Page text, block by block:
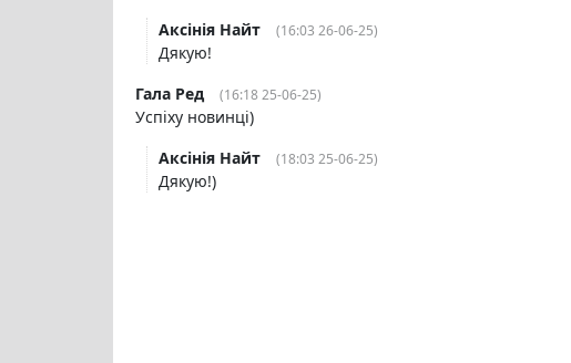
Аксінія Найт
(16:03 26-06-25)
Дякую!
Гала Ред
(16:18 25-06-25)
Успіху новинці)
Аксінія Найт
(18:03 25-06-25)
Дякую!)